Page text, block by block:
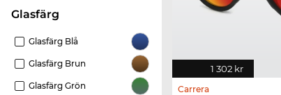
Glasfärg
Glasfärg Blå
Glasfärg Brun
Glasfärg Grön
1 302 kr
Carrera